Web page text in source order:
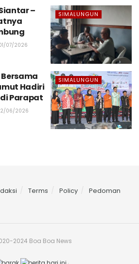
SIMALUNGUN
–
07/2026
SIMALUNGUN
Hadiri
di Parapat
06/2026
Terms Policy Pedoman
2024 Boa Boa News